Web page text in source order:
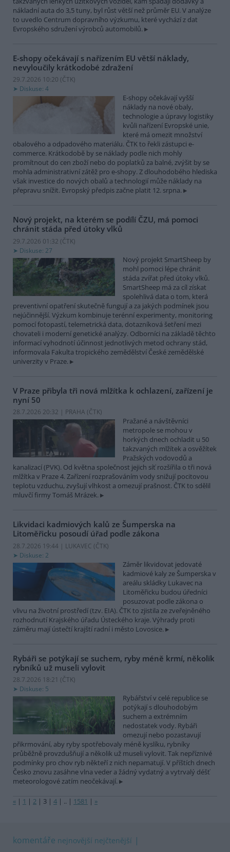
nákladní auta do 3,5 tuny, byl růst větší než průměr EU. V analýze
to uvedlo Centrum dopravního výzkumu, které vychází z dat
Evropského sdružení výrobců automobilů.
E-shopy očekávají s nařízením EU větší náklady,
nevyloučily krátkodobé zdražení
29.7.2026 10:20 (ČTK)
Diskuse: 4
E-shopy očekávají vyšší
náklady na nové obaly,
technologie a úpravy logistiky
kvůli nařízení Evropské unie,
které má omezit množství
obalového a odpadového materiálu. ČTK to řekli zástupci e-
commerce. Krátkodobě by se náklady podle nich mohly
promítnout do cen zboží nebo do poplatků za balné, zvýšit by se
mohla administrativní zátěž pro e-shopy. Z dlouhodobého hlediska
však investice do nových obalů a technologií může náklady na
přepravu snížit. Evropský předpis začne platit 12. srpna.
Nový projekt, na kterém se podílí ČZU, má pomoci
chránit stáda před útoky vlků
29.7.2026 01:32 (ČTK)
Diskuse: 27
Nový projekt SmartSheep by
mohl pomoci lépe chránit
stáda zvířat před útoky vlků.
SmartSheep má za cíl získat
spolehlivá data o tom, která
preventivní opatření skutečně fungují a za jakých podmínek jsou
nejúčinnější. Výzkum kombinuje terénní experimenty, monitoring
pomocí fotopastí, telemetrická data, dotazníková šetření mezi
chovateli i moderní genetické analýzy. Odborníci na základě těchto
informací vyhodnotí účinnost jednotlivých metod ochrany stád,
informovala Fakulta tropického zemědělství České zemědělské
univerzity v Praze.
V Praze přibyla tři nová mlžítka k ochlazení, zařízení je
nyní 50
28.7.2026 20:32 | PRAHA (ČTK)
Pražané a návštěvníci
metropole se mohou v
horkých dnech ochladit u 50
takzvaných mlžítek a osvěžítek
Pražských vodovodů a
kanalizací (PVK). Od května společnost jejich síť rozšířila o tři nová
mlžítka v Praze 4. Zařízení rozprašováním vody snižují pocitovou
teplotu vzduchu, zvyšují vlhkost a omezují prašnost. ČTK to sdělil
mluvčí firmy Tomáš Mrázek.
Likvidaci kadmiových kalů ze Šumperska na
Litoměřicku posoudí úřad podle zákona
28.7.2026 19:44 | LUKAVEC (ČTK)
Diskuse: 2
Záměr likvidovat jedovaté
kadmiové kaly ze Šumperska v
areálu skládky Lukavec na
Litoměřicku budou úředníci
posuzovat podle zákona o
vlivu na životní prostředí (tzv. EIA). ČTK to zjistila ze zveřejněného
rozhodnutí Krajského úřadu Ústeckého kraje. Výhrady proti
záměru mají ústečtí krajští radní i město Lovosice.
Rybáři se potýkají se suchem, ryby méně krmí, několik
rybníků už museli vylovit
28.7.2026 18:21 (ČTK)
Diskuse: 5
Rybářství v celé republice se
potýkají s dlouhodobým
suchem a extrémním
nedostatek vody. Rybáři
omezují nebo pozastavují
přikrmování, aby ryby spotřebovaly méně kyslíku, rybníky
průběžně provzdušňují a několik už museli vylovit. Tak nepříznivé
podmínky pro chov ryb někteří z nich nepamatují. V příštích dnech
Česko znovu zasáhne vlna veder a žádný vydatný a vytrvalý déšť
meteorologové zatím neočekávají.
« | 1 | 2 | 3 | 4 | .. | 1581 | »
komentáře nejnovější nejčtenější